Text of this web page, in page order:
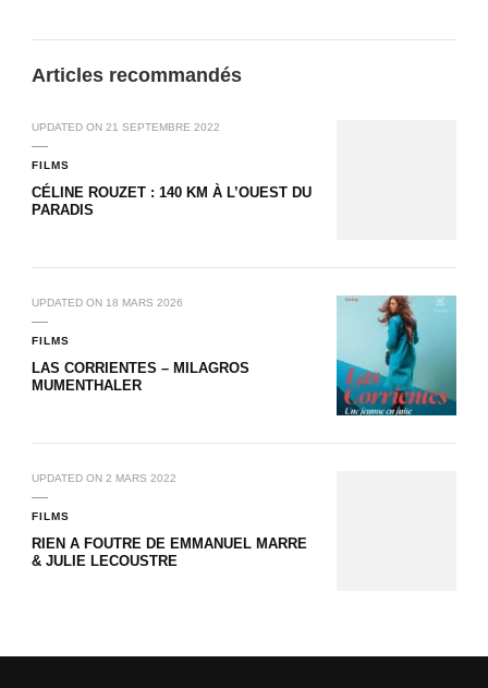
Articles recommandés
UPDATED ON 21 SEPTEMBRE 2022
FILMS
CÉLINE ROUZET : 140 KM À L’OUEST DU
PARADIS
UPDATED ON 18 MARS 2026
FILMS
LAS CORRIENTES – MILAGROS
MUMENTHALER
UPDATED ON 2 MARS 2022
FILMS
RIEN A FOUTRE DE EMMANUEL MARRE
& JULIE LECOUSTRE